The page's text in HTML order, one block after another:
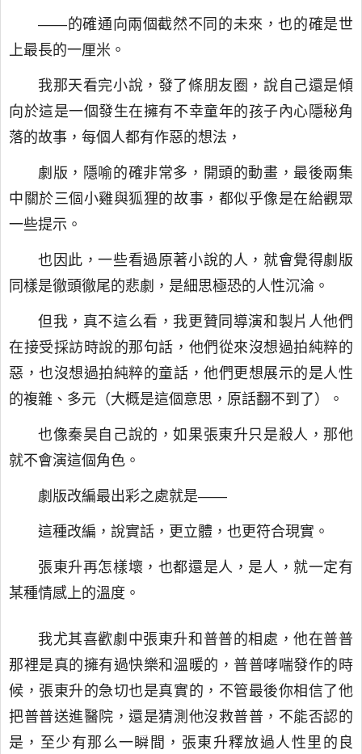
——的確通向兩個截然不同的未來，也的確是世
上最長的一厘米。
我那天看完小說，發了條朋友圈，說自己還是傾
向於這是一個發生在擁有不幸童年的孩子內心隱秘角
落的故事，每個人都有作惡的想法，
劇版，隱喻的確非常多，開頭的動畫，最後兩集
中關於三個小雞與狐狸的故事，都似乎像是在給觀眾
一些提示。
也因此，一些看過原著小說的人，就會覺得劇版
同樣是徹頭徹尾的悲劇，是細思極恐的人性沉淪。
但我，真不這么看，我更贊同導演和製片人他們
在接受採訪時說的那句話，他們從來沒想過拍純粹的
惡，也沒想過拍純粹的童話，他們更想展示的是人性
的複雜、多元（大概是這個意思，原話翻不到了）。
也像秦昊自己說的，如果張東升只是殺人，那他
就不會演這個角色。
劇版改編最出彩之處就是——
這種改編，說實話，更立體，也更符合現實。
張東升再怎樣壞，也都還是人，是人，就一定有
某種情感上的溫度。
我尤其喜歡劇中張東升和普普的相處，他在普普
那裡是真的擁有過快樂和溫暖的，普普哮喘發作的時
候，張東升的急切也是真實的，不管最後你相信了他
把普普送進醫院，還是猜測他沒救普普，不能否認的
是，至少有那么一瞬間，張東升釋放過人性里的良